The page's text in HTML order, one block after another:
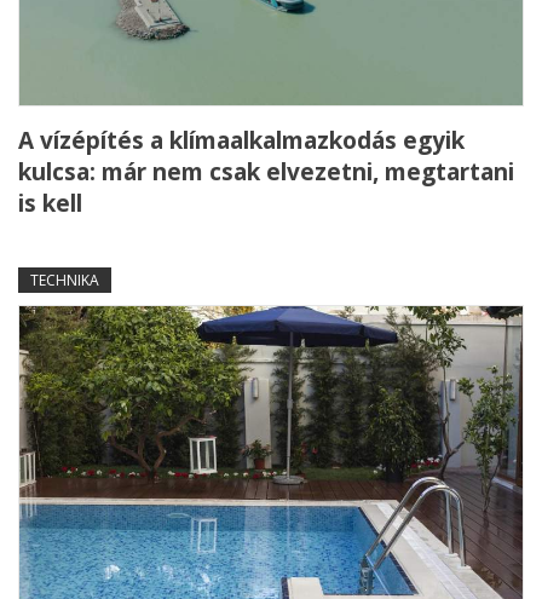
A vízépítés a klímaalkalmazkodás egyik
kulcsa: már nem csak elvezetni, megtartani
is kell
TECHNIKA